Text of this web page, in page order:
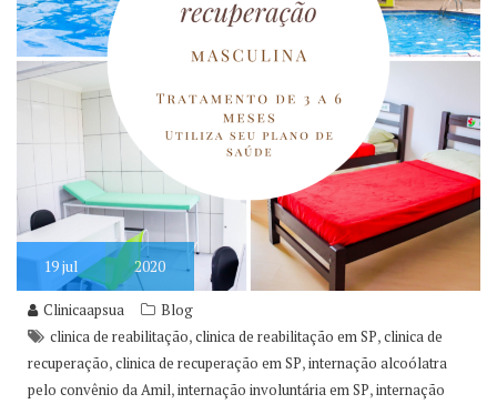
19jul 2020
Clinicaapsua
Blog
clinica de reabilitação,clinica de reabilitação em SP,clinica de
recuperação,clinica de recuperação em SP,internação alcoólatra
pelo convênio da Amil,internação involuntária em SP,internação